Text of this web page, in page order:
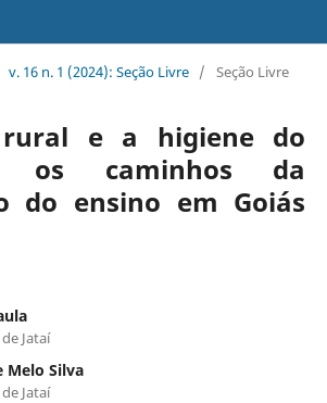
v. 16 n. 1 (2024): Seção Livre / Seção Livre
rural e a higiene do
os caminhos da
do ensino em Goiás
Jataí
Melo Silva
Jataí